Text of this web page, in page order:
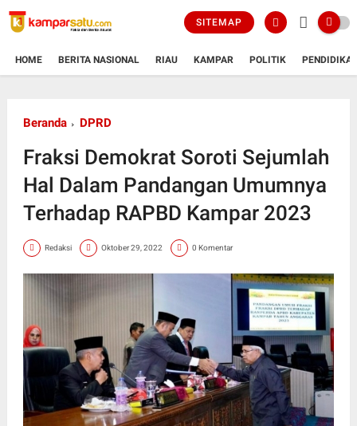
SITEMAP
HOME BERITA NASIONAL RIAU KAMPAR POLITIK
Beranda DPRD
Fraksi Demokrat Soroti Sejumlah
Hal Dalam Pandangan Umumnya
Terhadap RAPBD Kampar 2023
Redaksi Oktober 29, 2022 0 Komentar